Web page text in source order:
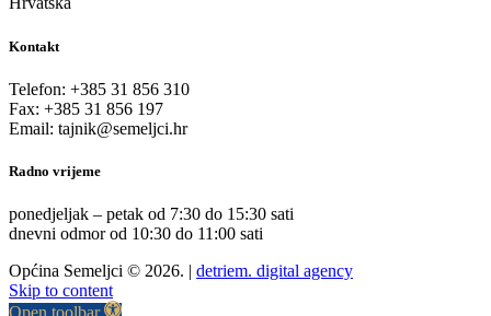
Kontakt
Telefon: +385 31 856 310
Fax: +385 31 856 197
Email: tajnik@semeljci.hr
Radno vrijeme
ponedjeljak – petak od 7:30 do 15:30 sati
dnevni odmor od 10:30 do 11:00 sati
Općina Semeljci © 2026. | detriem. digital agency
Skip to content